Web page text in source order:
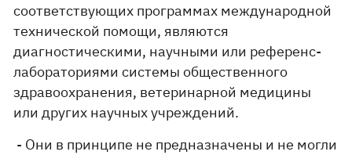
соответствующих программах международной
технической помощи, являются
диагностическими, научными или референс-
лабораториями системы общественного
здравоохранения, ветеринарной медицины
или других научных учреждений.
- Они в принципе не предназначены и не могли